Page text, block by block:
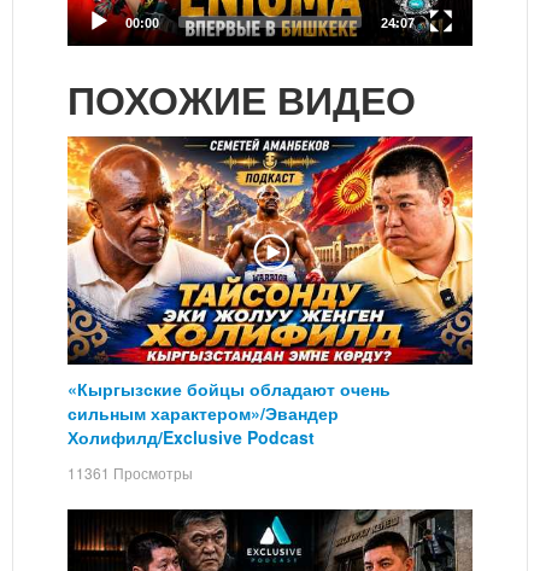
ПОХОЖИЕ ВИДЕО
«Кыргызские бойцы обладают очень
сильным характером»/Эвандер
Холифилд/Exclusive Podcast
11361 Просмотры